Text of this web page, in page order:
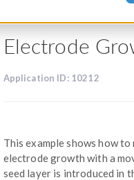
Electrode
Application ID: 10212
This example shows how
electrode growth with a
seed layer is introduced in